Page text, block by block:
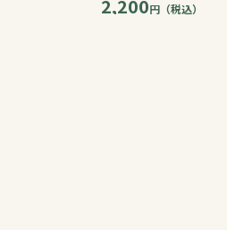
2,200円（税込）